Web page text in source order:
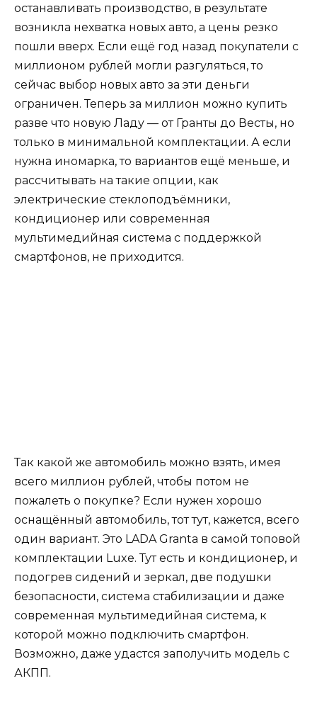
останавливать производство, в результате
возникла нехватка новых авто, а цены резко
пошли вверх. Если ещё год назад покупатели с
миллионом рублей могли разгуляться, то
сейчас выбор новых авто за эти деньги
ограничен. Теперь за миллион можно купить
разве что новую Ладу — от Гранты до Весты, но
только в минимальной комплектации. А если
нужна иномарка, то вариантов ещё меньше, и
рассчитывать на такие опции, как
электрические стеклоподъёмники,
кондиционер или современная
мультимедийная система с поддержкой
смартфонов, не приходится.
Так какой же автомобиль можно взять, имея
всего миллион рублей, чтобы потом не
пожалеть о покупке? Если нужен хорошо
оснащённый автомобиль, тот тут, кажется, всего
один вариант. Это LADA Granta в самой топовой
комплектации Luxe. Тут есть и кондиционер, и
подогрев сидений и зеркал, две подушки
безопасности, система стабилизации и даже
современная мультимедийная система, к
которой можно подключить смартфон.
Возможно, даже удастся заполучить модель с
АКПП.